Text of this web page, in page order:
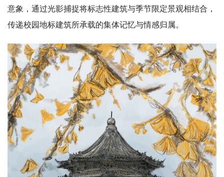
意象，通过光影捕捉将标志性建筑与季节限定景观相结合，
传递校园地标建筑所承载的集体记忆与情感归属。